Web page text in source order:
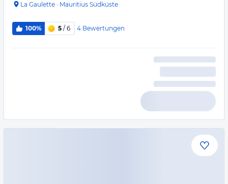
La Gaulette · Mauritius Südküste
100% 5 / 6 4 Bewertungen